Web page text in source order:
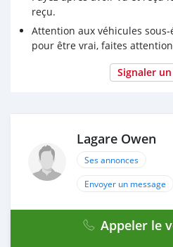
reçu.
Attention aux véhicules
pour être vrai, faites
Signaler
Lagare Owen
Ses annonces
Envoyer un message
Appeler le